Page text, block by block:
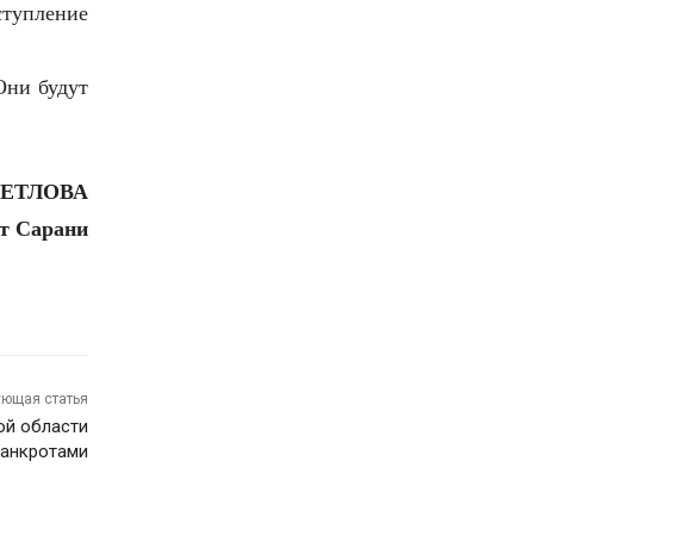
будут
Сарани
статья
области